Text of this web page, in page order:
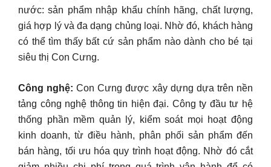
nước: sản phẩm nhập khẩu chính hãng, chất lượng,
giá hợp lý và đa dạng chủng loại. Nhờ đó, khách hàng
có thể tìm thấy bất cứ sản phẩm nào dành cho bé tại
siêu thị Con Cưng.
Công nghệ:Con Cưng được xây dựng dựa trên nền
tảng công nghệ thông tin hiện đại. Công ty đầu tư hệ
thống phần mềm quản lý, kiểm soát mọi hoạt động
kinh doanh, từ điều hành, phân phối sản phẩm đến
bán hàng, tối ưu hóa quy trình hoạt động. Nhờ đó cắt